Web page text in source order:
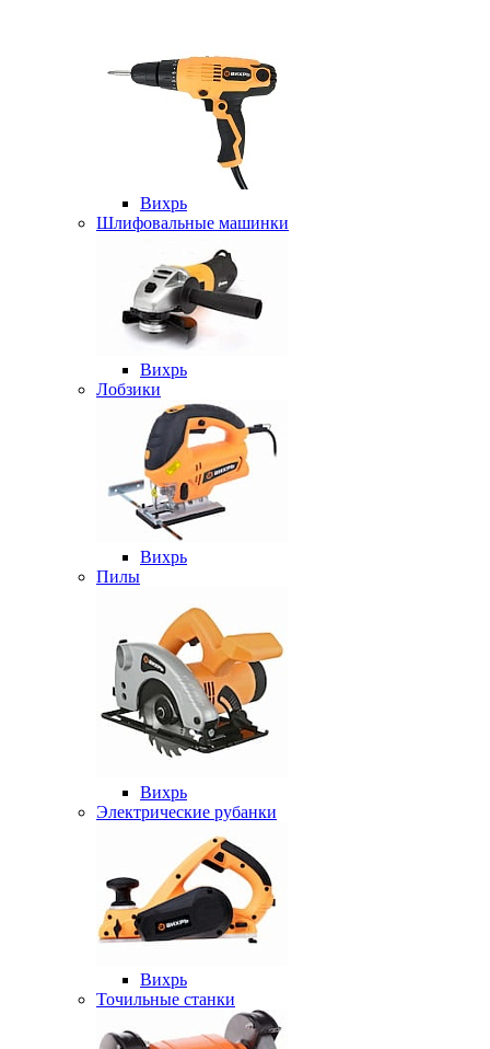
Вихрь
Шлифовальные машинки
Вихрь
Лобзики
Вихрь
Пилы
Вихрь
Электрические рубанки
Вихрь
Точильные станки